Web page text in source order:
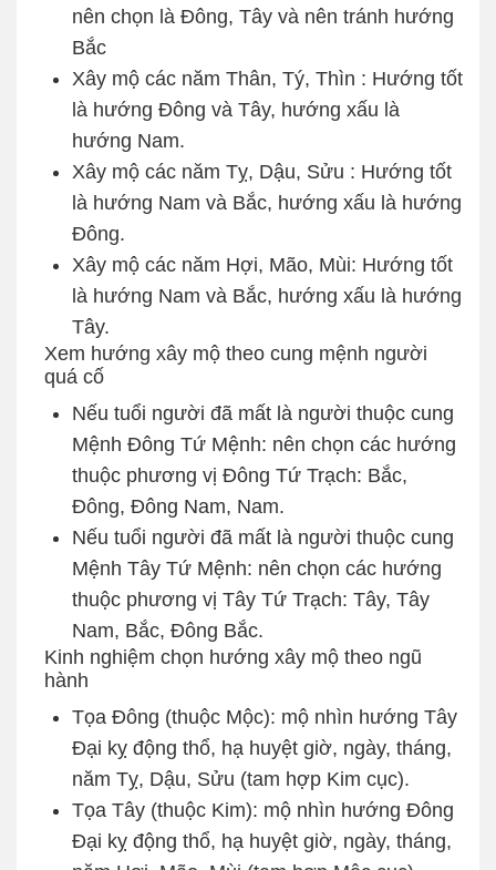
nên chọn là Đông, Tây và nên tránh hướng
Bắc
Xây mộ các năm Thân, Tý, Thìn : Hướng tốt
là hướng Đông và Tây, hướng xấu là
hướng Nam.
Xây mộ các năm Tỵ, Dậu, Sửu : Hướng tốt
là hướng Nam và Bắc, hướng xấu là hướng
Đông.
Xây mộ các năm Hợi, Mão, Mùi: Hướng tốt
là hướng Nam và Bắc, hướng xấu là hướng
Tây.
Xem hướng xây mộ theo cung mệnh người
quá cố
Nếu tuổi người đã mất là người thuộc cung
Mệnh Đông Tứ Mệnh: nên chọn các hướng
thuộc phương vị Đông Tứ Trạch: Bắc,
Đông, Đông Nam, Nam.
Nếu tuổi người đã mất là người thuộc cung
Mệnh Tây Tứ Mệnh: nên chọn các hướng
thuộc phương vị Tây Tứ Trạch: Tây, Tây
Nam, Bắc, Đông Bắc.
Kinh nghiệm chọn hướng xây mộ theo ngũ
hành
Tọa Đông (thuộc Mộc): mộ nhìn hướng Tây
Đại kỵ động thổ, hạ huyệt giờ, ngày, tháng,
năm Tỵ, Dậu, Sửu (tam hợp Kim cục).
Tọa Tây (thuộc Kim): mộ nhìn hướng Đông
Đại kỵ động thổ, hạ huyệt giờ, ngày, tháng,